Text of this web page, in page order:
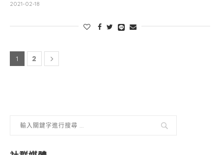
2021-02-18
1 2